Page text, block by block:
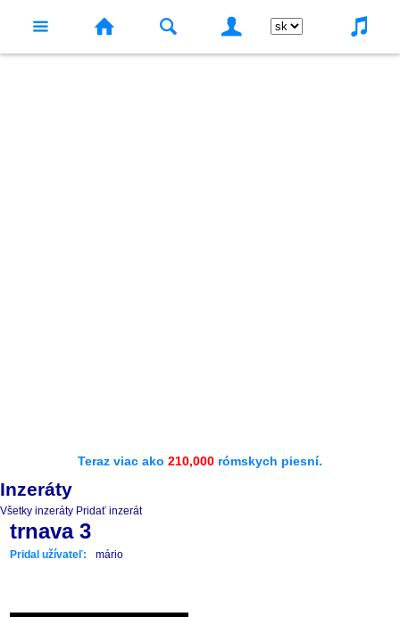
Teraz viac ako 210,000 rómskych piesní.
Inzeráty
Všetky inzeráty Pridať inzerát
trnava 3
Pridal užívateľ: mário